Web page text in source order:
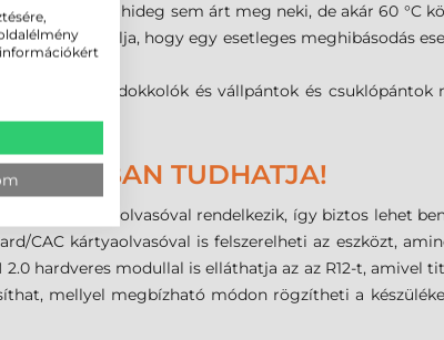
A -20 °C-os hideg sem árt meg neki, de akár 60 °C
felül garantálja, hogy egy esetleges meghibásodás
választhat, a dokkolók és vállpántok és
TUDHATJA!
ujjlenyomat-olvasóval rendelkezik, így biztos lehet
CAC kártyaolvasóval is felszerelheti az eszközt,
hardveres modullal is elláthatja az az R12-t,
mellyel megbízható módon rögzítheti a